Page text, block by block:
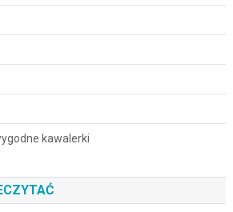
kawalerki